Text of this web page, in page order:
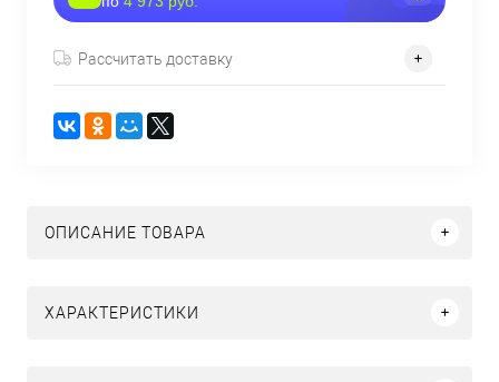
Рассчитать доставку
ОПИСАНИЕ ТОВАРА
ХАРАКТЕРИСТИКИ